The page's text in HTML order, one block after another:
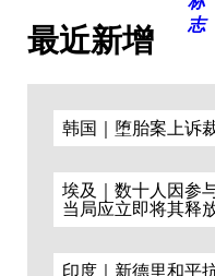
最近新增
韩国｜堕胎案上诉
埃及｜数十人因参
当局应立即将其释
印度｜新德里和平